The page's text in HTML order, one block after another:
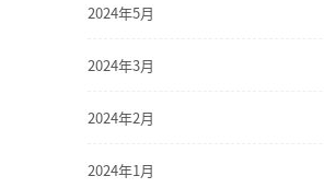
2024年5月
2024年3月
2024年2月
2024年1月